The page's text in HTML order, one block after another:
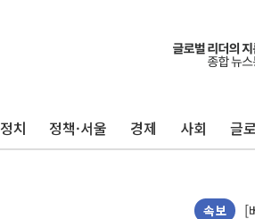
정치 정책·서울 경제 사회 글
속보
[
'